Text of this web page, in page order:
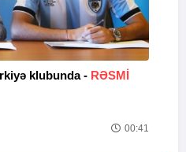
klubunda - RƏSMİ
00:41